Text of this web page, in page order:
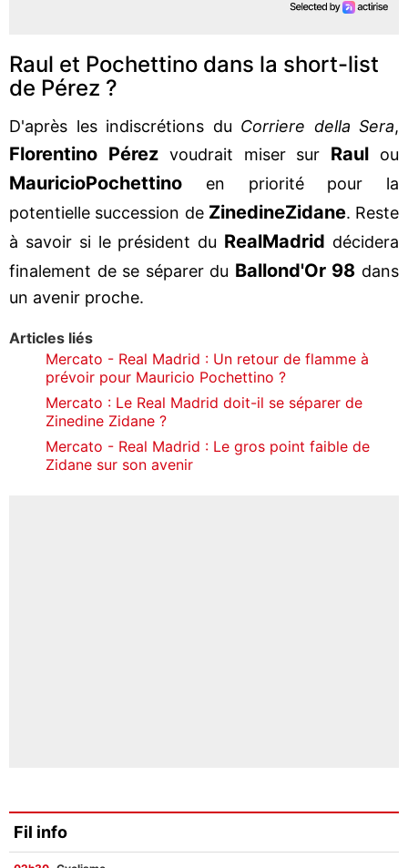
Raul et Pochettino dans la short-list
de Pérez ?
D'après les indiscrétions du Corriere della Sera,
Florentino Pérezvoudrait miser sur Raul ou
MauricioPochettino en priorité pour la
potentielle succession de ZinedineZidane. Reste
à savoir si le président du RealMadrid décidera
finalement de se séparer du Ballond'Or 98 dans
un avenir proche.
Articles liés
Mercato - Real Madrid : Un retour de flamme à
prévoir pour Mauricio Pochettino ?
Mercato : Le Real Madrid doit-il se séparer de
Zinedine Zidane ?
Mercato - Real Madrid : Le gros point faible de
Zidane sur son avenir
Fil info